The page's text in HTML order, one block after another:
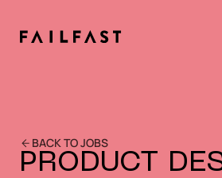
BACK TO JOBS
PRODUCT